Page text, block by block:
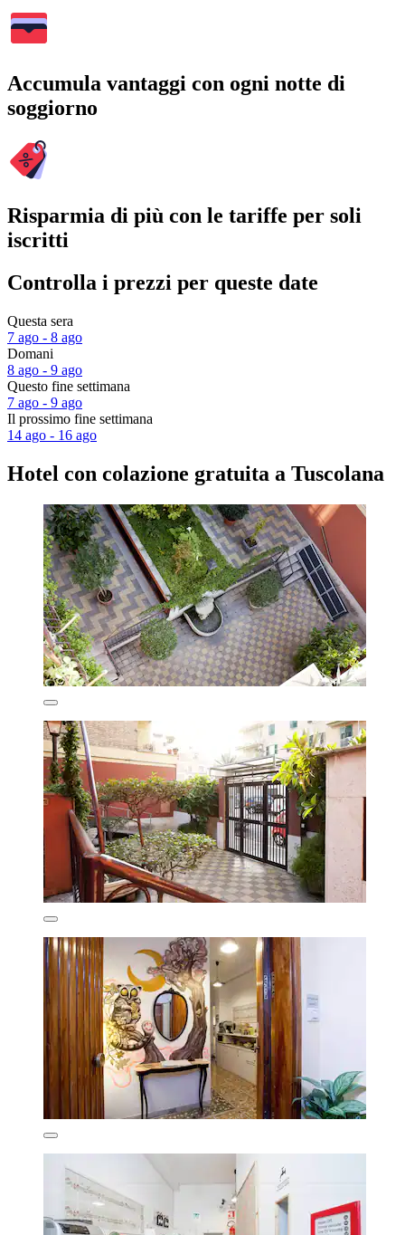
Accumula vantaggi con ogni notte di
soggiorno
Risparmia di più con le tariffe per soli
iscritti
Controlla i prezzi per queste date
Questa sera
7 ago - 8 ago
Domani
8 ago - 9 ago
Questo fine settimana
7 ago - 9 ago
Il prossimo fine settimana
14 ago - 16 ago
Hotel con colazione gratuita a Tuscolana